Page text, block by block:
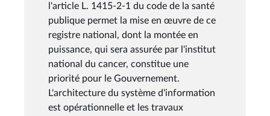
l'article L. 1415-2-1 du code de la santé
publique permet la mise en œuvre de ce
registre national, dont la montée en
puissance, qui sera assurée par l'institut
national du cancer, constitue une
priorité pour le Gouvernement.
L'architecture du système d'information
est opérationnelle et les travaux